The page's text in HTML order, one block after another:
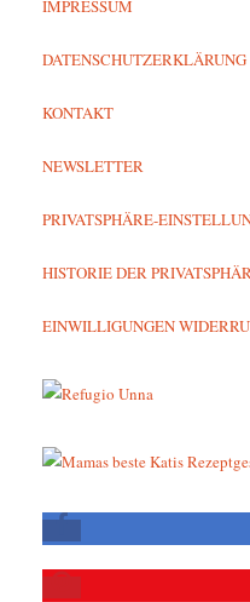
IMPRESSUM
DATENSCHUTZERKLÄRUNG
KONTAKT
NEWSLETTER
PRIVATSPHÄRE-
HISTORIE DER
EINWILLIGUNGEN